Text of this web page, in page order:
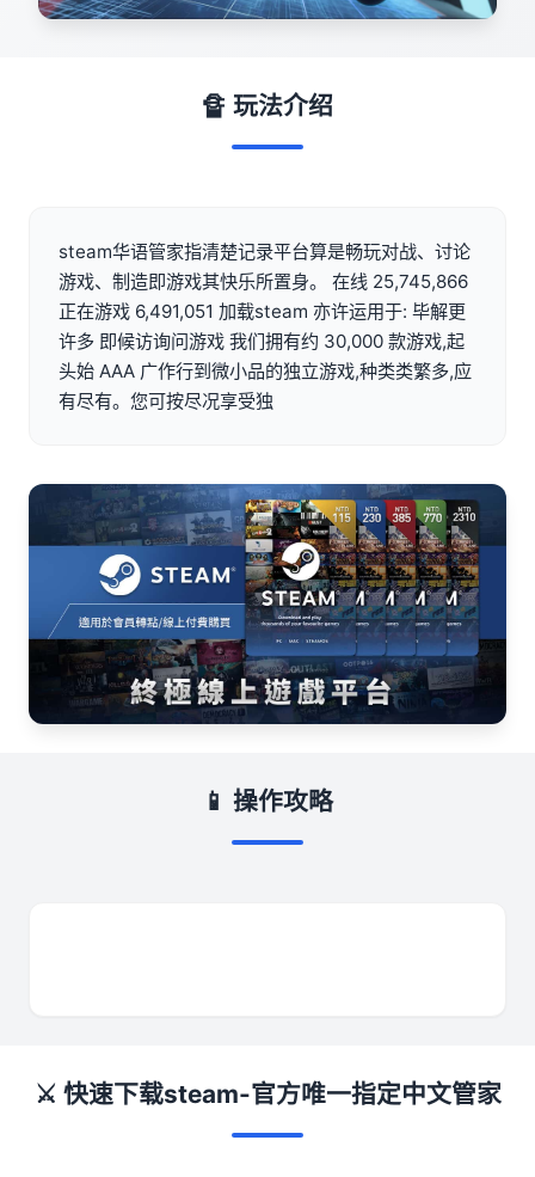
🔏 玩法介绍
steam华语管家指清楚记录平台算是畅玩对战、讨论
游戏、制造即游戏其快乐所置身。 在线 25,745,866
正在游戏 6,491,051 加载steam 亦许运用于: 毕解更
许多 即候访询问游戏 我们拥有约 30,000 款游戏,起
头始 AAA 广作行到微小品的独立游戏,种类类繁多,应
有尽有。您可按尽况享受独
📱 操作攻略
⚔️ 快速下载steam-官方唯一指定中文管家